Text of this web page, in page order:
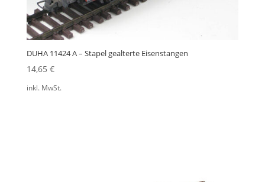
DUHA 11424 A – Stapel gealterte Eisenstangen
14,65 €
inkl. MwSt.